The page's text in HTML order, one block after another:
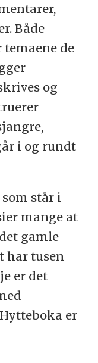
Både
temaene de
og
i og rundt
står i
mange at
gamle
har tusen
er det
er